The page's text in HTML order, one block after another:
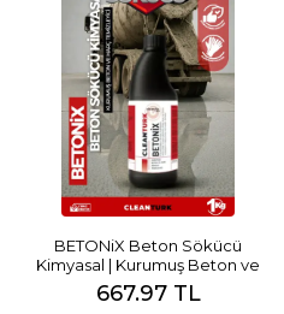
BETONiX Beton Sökücü
Kimyasal | Kurumuş Beton ve
Harç Temizleyici
667.97 TL